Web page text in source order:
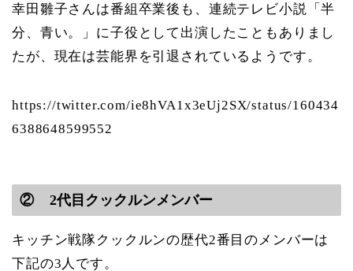
幸田雛子さんは番組卒業後も、連続テレビ小説「半
分、青い。」に子役として出演したこともありまし
たが、現在は芸能界を引退されているようです。
https://twitter.com/ie8hVA1x3eUj2SX/status/160434
6388648599552
② 2代目クックルンメンバー
キッチン戦隊クックルンの歴代2番目のメンバーは
下記の3人です。